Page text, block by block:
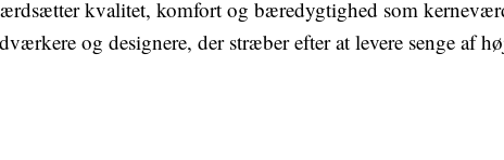
kvalitet, komfort og bæredygtighed som
og designere, der stræber efter at levere senge af